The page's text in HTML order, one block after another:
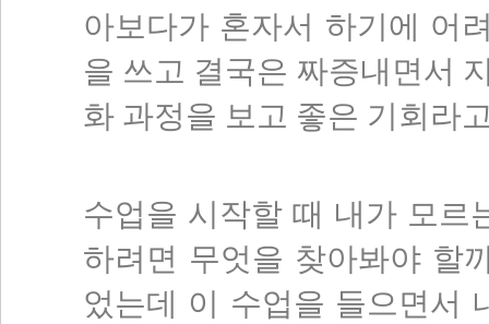
아보다가 혼자서 하기에 어
을 쓰고 결국은 짜증내면서
화 과정을 보고 좋은 기회라
수업을 시작할 때 내가 모르
하려면 무엇을 찾아봐야 할
었는데 이 수업을 들으면서